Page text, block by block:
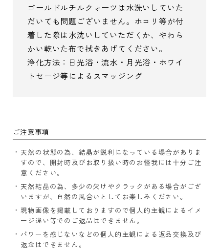
ゴールドルチルクォーツは水洗いしていた
だいても問題ございません。ホコリ等が付
着した際は水洗いしていただくか、やわら
かい乾いた布で拭きあげてください。
浄化方法：日光浴・流水・月光浴・ホワイ
トセージ等によるスマッジング
ご注意事項
天然の状態の為、結晶が鋭利になっている場合がありま
すので、開封時及びお取り扱い時のお怪我には十分ご注
意ください。
天然結晶の為、多少の欠けやクラックがある場合がござ
いますが、自然の風合いとしてお楽しみください。
現物画像を掲載しておりますので個人的主観によるイメ
ージ違い等でのご返品はできません。
パワーを感じないなどの個人的主観による返品交換及び
返金はできません。